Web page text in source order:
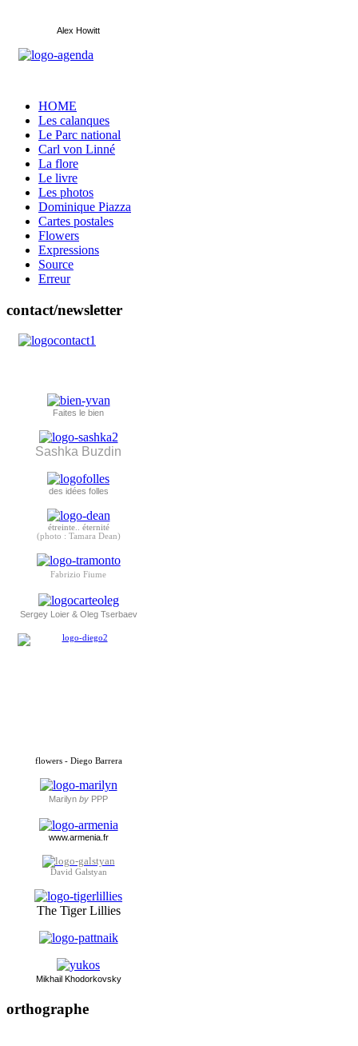
Alex Howitt
HOME
Les calanques
Le Parc national
Carl von Linné
La flore
Le livre
Les photos
Dominique Piazza
Cartes postales
Flowers
Expressions
Source
Erreur
contact/newsletter
Faites le bien
Sashka Buzdin
des idées folles
étreinte.. éternité
(photo : Tamara Dean)
Fabrizio Fiume
Sergey Loier & Oleg Tserbaev
flowers - Diego Barrera
Marilyn by PPP
www.armenia.fr
David Galstyan
The Tiger Lillies
Mikhail Khodorkovsky
orthographe